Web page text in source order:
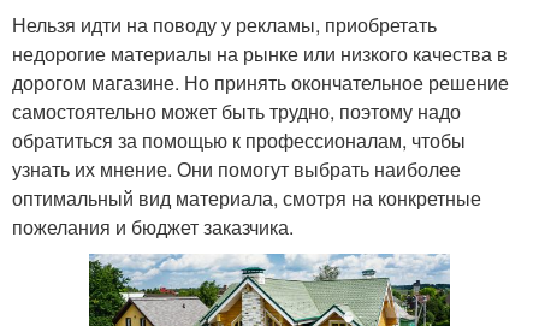
Нельзя идти на поводу у рекламы, приобретать
недорогие материалы на рынке или низкого качества в
дорогом магазине. Но принять окончательное решение
самостоятельно может быть трудно, поэтому надо
обратиться за помощью к профессионалам, чтобы
узнать их мнение. Они помогут выбрать наиболее
оптимальный вид материала, смотря на конкретные
пожелания и бюджет заказчика.